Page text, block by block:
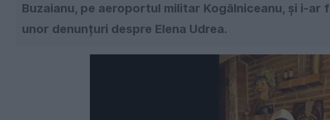
Buzaianu, pe aeroportul militar Kogălniceanu, și i-
unor denunțuri despre Elena Udrea.